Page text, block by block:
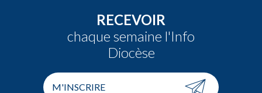
RECEVOIR
chaque semaine l'Info
Diocèse
M'INSCRIRE